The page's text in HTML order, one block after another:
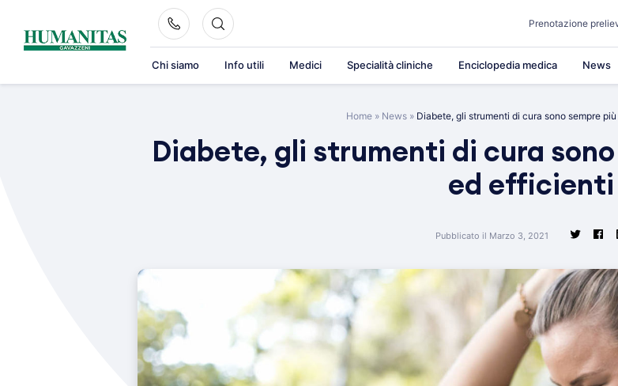
content
Prenotazione
Chi siamo Info utili Medici Specialità cliniche Enciclopedia medica News
Home» News» Diabete, gli strumenti di cura sono sempre
Diabete, gli strumenti di cura
ed efficienti
Pubblicato il Marzo 3, 2021